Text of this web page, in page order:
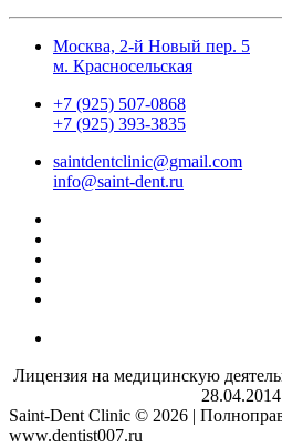
Москва, 2-й Новый пер. 5
м. Красносельская
+7 (925) 507-0868
+7 (925) 393-3835
saintdentclinic@gmail.com
info@saint-dent.ru
Лицензия на медицинскую
28.04.2014
Saint-Dent Clinic © 2026 |
www.dentist007.ru